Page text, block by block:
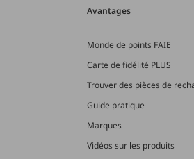
Avantages
Monde de points FAIE
Carte de fidélité PLUS
Trouver des pièces de
Guide pratique
Marques
Vidéos sur les produits